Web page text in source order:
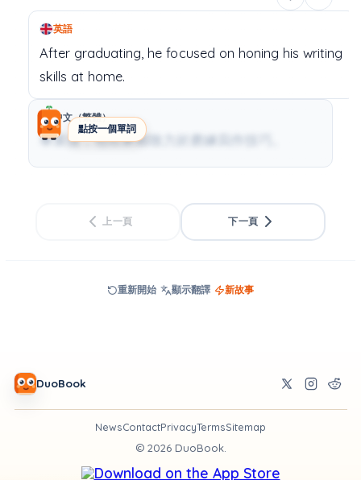
點按一個單詞
英語
After graduating, he focused on honing his writing
skills at home.
中文（繁體）
畢業後，他在家鄉致力於磨練寫作技巧。
上一頁 下一頁
重新開始 顯示翻譯 新故事
DuoBook
NewsContactPrivacyTermsSitemap
© 2026DuoBook.